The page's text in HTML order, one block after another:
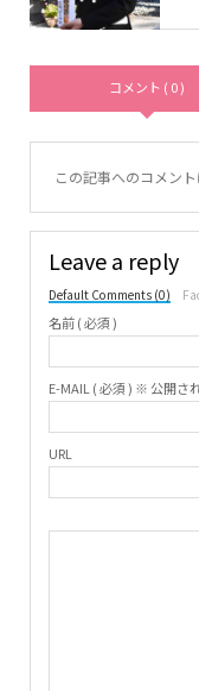
コメント ( 0 )
この記事へのコメント
Leave a reply
Default Comments (0)
名前 ( 必須 )
E-MAIL ( 必須 ) ※ 公開さ
URL